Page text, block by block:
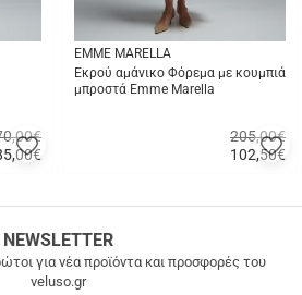
€Προσθήκη
στα
μου
EMME MARELLA
Εκρού αμάνικο Φόρεμα με κουμπιά
μπροστά Emme Marella
102,50€
205,00€
NEWSLETTER
για νέα προϊόντα και προσφορές του
veluso.gr